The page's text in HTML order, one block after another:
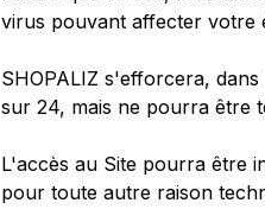
virus pouvant affecter votre
SHOPALIZ s'efforcera,
sur 24, mais ne pourra être
L'accès au Site pourra être
pour toute autre raison